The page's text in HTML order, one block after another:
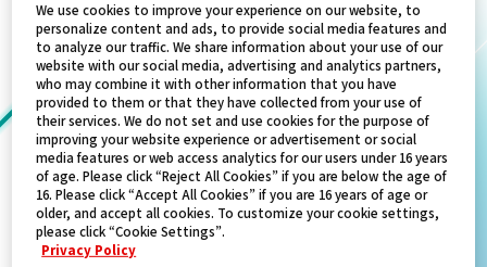
CATEGORY
SCHEDULE
TITLES
ALL
We use cookies to improve your experience on our website, to
personalize content and ads, to provide social media features and
to analyze our traffic. We share information about your use of our
website with our social media, advertising and analytics partners,
who may combine it with other information that you have
provided to them or that they have collected from your use of
their services. We do not set and use cookies for the purpose of
improving your website experience or advertisement or social
media features or web access analytics for our users under 16 years
of age. Please click “Reject All Cookies” if you are below the age of
16. Please click “Accept All Cookies” if you are 16 years of age or
older, and accept all cookies. To customize your cookie settings,
please click “Cookie Settings”.
Privacy Policy